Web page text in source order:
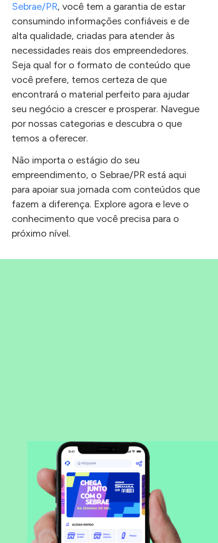
Sebrae/PR, você tem a garantia de estar
consumindo informações confiáveis e de
alta qualidade, criadas para atender às
necessidades reais dos empreendedores.
Seja qual for o formato de conteúdo que
você prefere, temos certeza de que
encontrará o material perfeito para ajudar
seu negócio a crescer e prosperar. Navegue
por nossas categorias e descubra o que
temos a oferecer.
Não importa o estágio do seu
empreendimento, o Sebrae/PR está aqui
para apoiar sua jornada com conteúdos que
fazem a diferença. Explore agora e leve o
conhecimento que você precisa para o
próximo nível.